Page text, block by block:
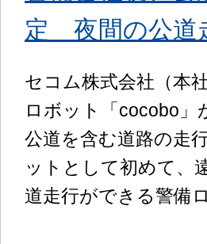
定 夜間の公道
セコム株式会社（本
ロボット「cocobo」
公道を含む道路の走
ットとして初めて、
道走行ができる警備